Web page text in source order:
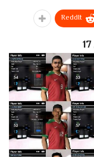
ReddIt